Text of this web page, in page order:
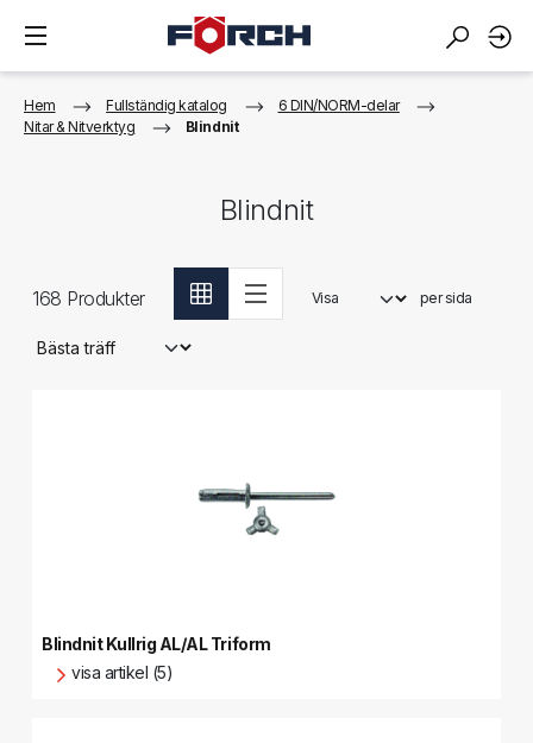
Hem Fullständig katalog
6 DIN/NORM-delar
Nitar & Nitverktyg
Blindnit
Blindnit
168 Produkter Visa per sida
Blindnit Kullrig AL/AL Triform
visa artikel (5)